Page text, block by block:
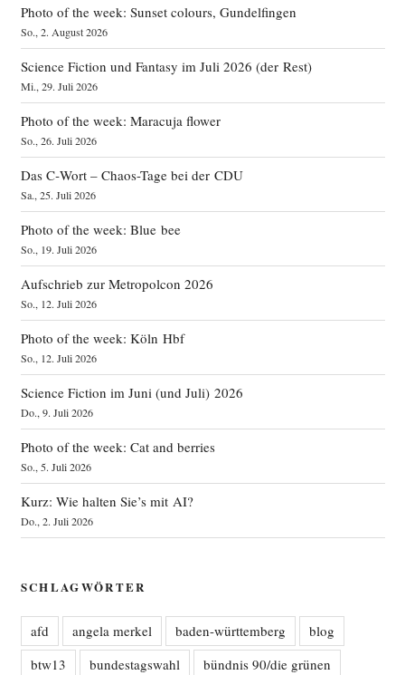
Photo of the week: Sunset colours, Gundelfingen
So., 2. August 2026
Science Fiction und Fantasy im Juli 2026 (der Rest)
Mi., 29. Juli 2026
Photo of the week: Maracuja flower
So., 26. Juli 2026
Das C‑Wort – Chaos-Tage bei der CDU
Sa., 25. Juli 2026
Photo of the week: Blue bee
So., 19. Juli 2026
Aufschrieb zur Metropolcon 2026
So., 12. Juli 2026
Photo of the week: Köln Hbf
So., 12. Juli 2026
Science Fiction im Juni (und Juli) 2026
Do., 9. Juli 2026
Photo of the week: Cat and berries
So., 5. Juli 2026
Kurz: Wie halten Sie’s mit AI?
Do., 2. Juli 2026
SCHLAGWÖRTER
afd angela merkel baden-württemberg
blog
btw13
bundestagswahl
bündnis 90/die grünen